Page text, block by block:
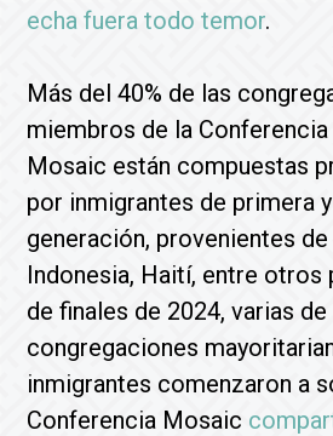
echa fuera todo temor.
Más del 40% de las
miembros de la
Mosaic están compuestas
por inmigrantes de primera
generación, provenientes
Indonesia, Haití, entre otros
de finales de 2024, varias
congregaciones
inmigrantes comenzaron a
Conferencia Mosaic